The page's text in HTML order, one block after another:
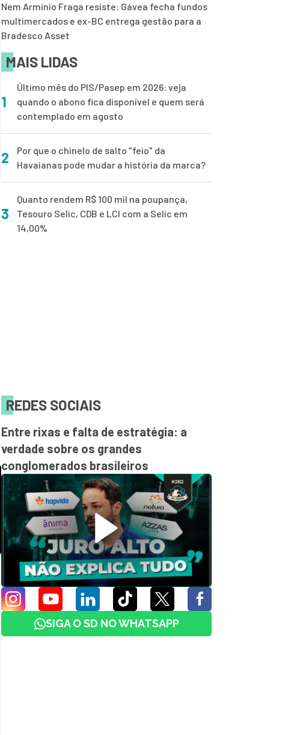
Nem Armínio Fraga resiste: Gávea fecha fundos
multimercados e ex-BC entrega gestão para a
Bradesco Asset
MAIS LIDAS
1
Último mês do PIS/Pasep em 2026: veja
quando o abono fica disponível e quem será
contemplado em agosto
2
Por que o chinelo de salto "feio" da
Havaianas pode mudar a história da marca?
3
Quanto rendem R$ 100 mil na poupança,
Tesouro Selic, CDB e LCI com a Selic em
14,00%
REDES SOCIAIS
Entre rixas e falta de estratégia: a
verdade sobre os grandes
conglomerados brasileiros
SIGA O SD NO WHATSAPP